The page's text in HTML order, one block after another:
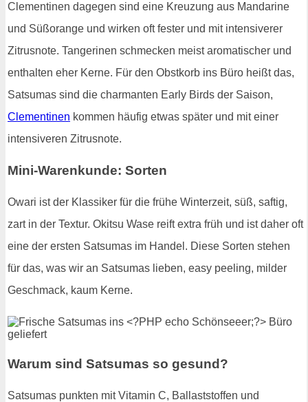
Clementinen dagegen sind eine Kreuzung aus Mandarine
und Süßorange und wirken oft fester und mit intensiverer
Zitrusnote. Tangerinen schmecken meist aromatischer und
enthalten eher Kerne. Für den Obstkorb ins Büro heißt das,
Satsumas sind die charmanten Early Birds der Saison,
Clementinen kommen häufig etwas später und mit einer
intensiveren Zitrusnote.
Mini-Warenkunde: Sorten
Owari ist der Klassiker für die frühe Winterzeit, süß, saftig,
zart in der Textur. Okitsu Wase reift extra früh und ist daher oft
eine der ersten Satsumas im Handel. Diese Sorten stehen
für das, was wir an Satsumas lieben, easy peeling, milder
Geschmack, kaum Kerne.
Warum sind Satsumas so gesund?
Satsumas punkten mit Vitamin C, Ballaststoffen und